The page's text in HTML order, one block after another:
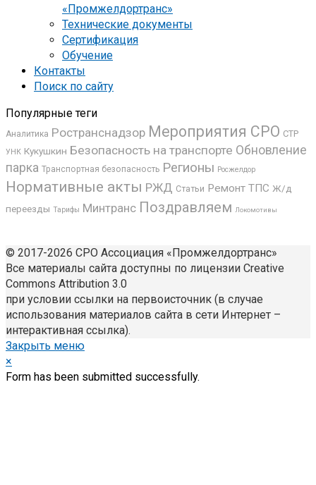
«Промжелдортранс»
Технические документы
Сертификация
Обучение
Контакты
Поиск по сайту
Популярные теги
Аналитика Ространснадзор Мероприятия СРО СТР
УНК Кукушкин Безопасность на транспорте Обновление
парка Транспортная безопасность Регионы Росжелдор
Нормативные акты РЖД Статьи Ремонт ТПС Ж/д
переезды Тарифы Минтранс Поздравляем Локомотивы
© 2017-2026 СРО Ассоциация «Промжелдортранс»
Все материалы сайта доступны по лицензии Creative
Commons Attribution 3.0
при условии ссылки на первоисточник (в случае
использования материалов сайта в сети Интернет –
интерактивная ссылка).
Закрыть меню
×
Form has been submitted successfully.